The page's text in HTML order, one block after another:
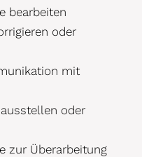
bearbeiten
oder
mit
oder
zur Überarbeitung